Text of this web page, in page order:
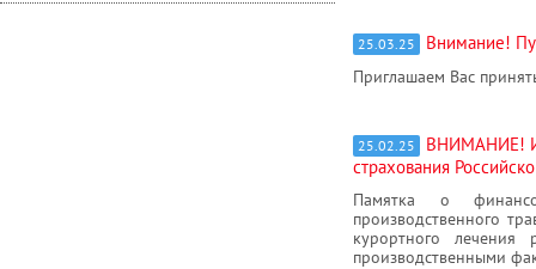
25.03.25 Внимание!
Приглашаем Вас
25.02.25
ВНИМАНИЕ!
страхования
Памятка о
производственного
курортного
производственными